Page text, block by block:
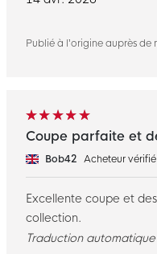
Publié à l’origine auprès
Coupe parfaite et
Bob42 Acheteur vérifié
Excellente coupe et
collection.
Traduction automatique